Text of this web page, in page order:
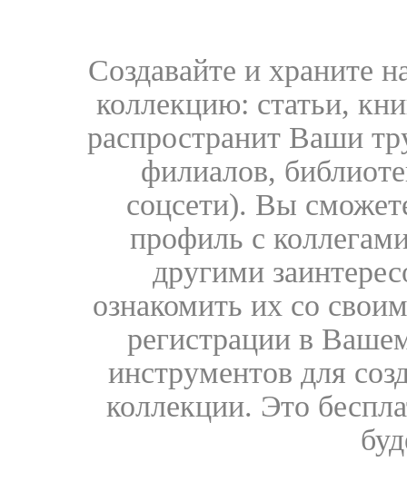
Создавайте и храните
коллекцию: статьи,
распространит Ваши
филиалов,
соцсети). Вы
профиль с
другими
ознакомить их со
регистрации в
инструментов для
коллекции. Это